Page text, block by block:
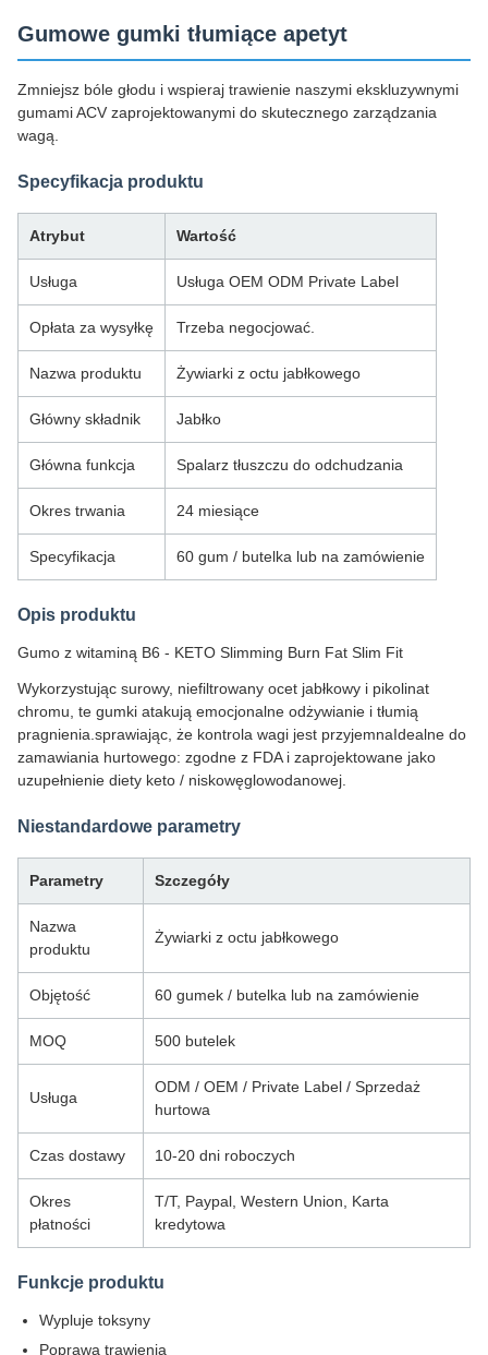
Gumowe gumki tłumiące apetyt
Zmniejsz bóle głodu i wspieraj trawienie naszymi ekskluzywnymi
gumami ACV zaprojektowanymi do skutecznego zarządzania
wagą.
Specyfikacja produktu
Atrybut Wartość
Usługa Usługa OEM ODM Private Label
Opłata za wysyłkę Trzeba negocjować.
Nazwa produktu Żywiarki z octu jabłkowego
Główny składnik Jabłko
Główna funkcja Spalarz tłuszczu do odchudzania
Okres trwania 24 miesiące
Specyfikacja 60 gum / butelka lub na zamówienie
Opis produktu
Gumo z witaminą B6 - KETO Slimming Burn Fat Slim Fit
Wykorzystując surowy, niefiltrowany ocet jabłkowy i pikolinat
chromu, te gumki atakują emocjonalne odżywianie i tłumią
pragnienia.sprawiając, że kontrola wagi jest przyjemnaIdealne do
zamawiania hurtowego: zgodne z FDA i zaprojektowane jako
uzupełnienie diety keto / niskowęglowodanowej.
Niestandardowe parametry
Parametry Szczegóły
Nazwa
produktu
Żywiarki z octu jabłkowego
Objętość 60 gumek / butelka lub na zamówienie
MOQ 500 butelek
Usługa
ODM / OEM / Private Label / Sprzedaż
hurtowa
Czas dostawy 10-20 dni roboczych
Okres
płatności
T/T, Paypal, Western Union, Karta
kredytowa
Funkcje produktu
Wypluje toksyny
Poprawa trawienia